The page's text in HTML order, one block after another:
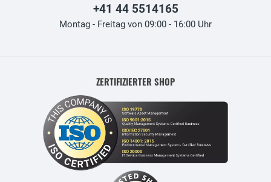
+41 44 5514165
Montag - Freitag von 09:00 - 16:00 Uhr
ZERTIFIZIERTER SHOP